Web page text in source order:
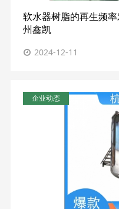
软水器树脂的再生频
州鑫凯
2024-12-11
企业动态